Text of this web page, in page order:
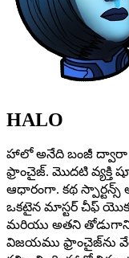
HALO
హాలో అనేది బంజీ ద్వారా
ఫ్రాంచైజ్. మొదటి
ఆధారంగా. కథ స్పార్టన్స్
ఒకటైన మాస్టర్ చీఫ్
మరియు అతని
విజయము ఫ్రాంచైజ్‌ను